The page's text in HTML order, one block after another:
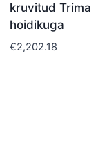
kruvitud Trima
hoidikuga
€2,202.18